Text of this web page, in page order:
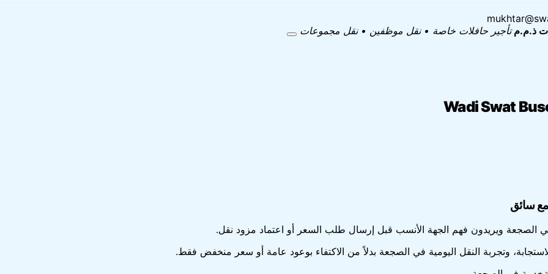
ذ.م.م تأجير حافلات خاصة • نقل موظفين • نقل مجموعات
سائق
ويريدون فهم الجهة الأنسب قبل إرسال طلب السعر أو اعتماد مزود نقل.
وتجربة النقل اليومية في الصجعة بدلاً من الاكتفاء بوعود عامة أو سعر منخفض فقط.